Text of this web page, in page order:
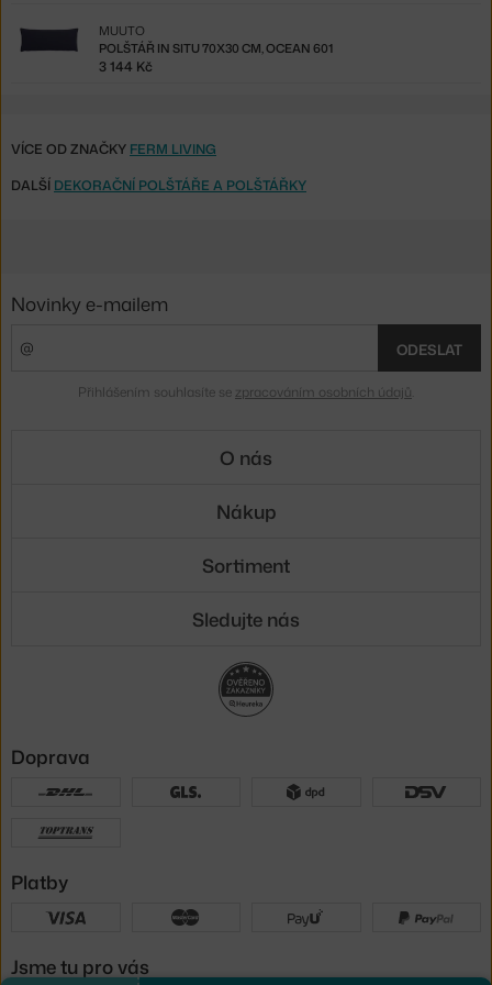
POLŠTÁŘ IN SITU 70X30 CM, OCEAN 601
MUUTO
3 144 Kč
VÍCE OD ZNAČKY FERM LIVING
DALŠÍ DEKORAČNÍ POLŠTÁŘE A POLŠTÁŘKY
Novinky e-mailem
ODESLAT
Přihlášením souhlasíte se zpracováním osobních údajů
O nás
Nákup
Sortiment
Sledujte nás
Doprava
Platby
Jsme tu pro vás